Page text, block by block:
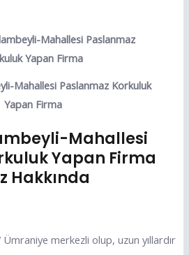
Mahallesi Paslanmaz Korkuluk
Yapan Firma
Mahallesi
Yapan Firma
Hakkında
Ümraniye merkezli olup, uzun yıllardır